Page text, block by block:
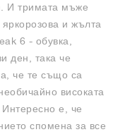
И тримата мъже
и жълта
6 - обувка,
ден, така че
че те също са
високата
е, че
спомена за все